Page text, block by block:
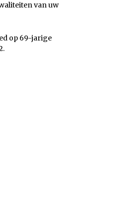
van uw
op 69-jarige